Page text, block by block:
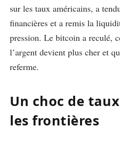
sur les taux américains, a
financières et a remis la
pression. Le bitcoin a reculé,
l’argent devient plus cher et
referme.
Un choc de
les frontières